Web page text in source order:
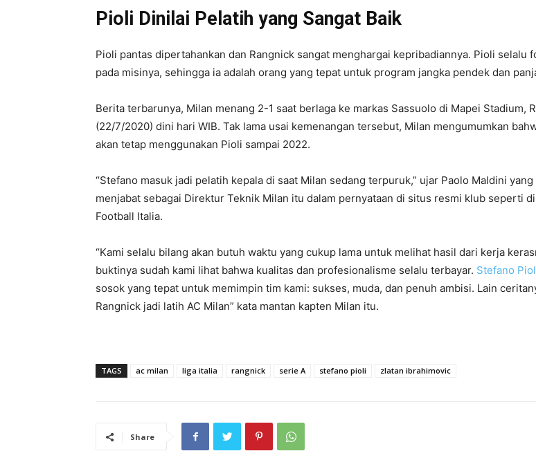
Pioli Dinilai Pelatih yang Sangat Baik
Pioli pantas dipertahankan dan Rangnick sangat menghargai kepribadiannya. Pioli selalu
pada misinya, sehingga ia adalah orang yang tepat untuk program jangka pendek dan
Berita terbarunya, Milan menang 2-1 saat berlaga ke markas Sassuolo di Mapei Stadium,
(22/7/2020) dini hari WIB. Tak lama usai kemenangan tersebut, Milan mengumumkan
akan tetap menggunakan Pioli sampai 2022.
“Stefano masuk jadi pelatih kepala di saat Milan sedang terpuruk,” ujar Paolo Maldini yang
menjabat sebagai Direktur Teknik Milan itu dalam pernyataan di situs resmi klub seperti
Football Italia.
“Kami selalu bilang akan butuh waktu yang cukup lama untuk melihat hasil dari kerja
buktinya sudah kami lihat bahwa kualitas dan profesionalisme selalu terbayar. Stefano
sosok yang tepat untuk memimpin tim kami: sukses, muda, dan penuh ambisi. Lain
Rangnick jadi latih AC Milan” kata mantan kapten Milan itu.
TAGS ac milan liga italia rangnick serie A stefano pioli zlatan ibrahimovic
Share